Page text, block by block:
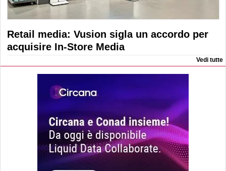
Retail media: Vusion sigla un accordo per
acquisire In-Store Media
Vedi tutte